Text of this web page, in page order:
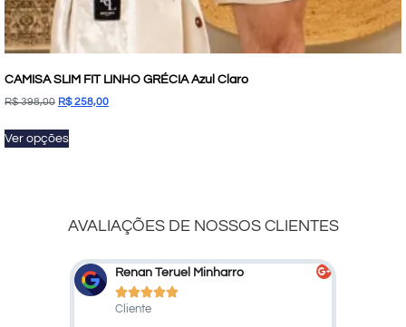
CAMISA SLIM FIT LINHO GRÉCIA Azul Claro
R$398,00 R$258,00
Ver opções
AVALIAÇÕES DE NOSSOS CLIENTES
Marcelo Marcato

Cliente